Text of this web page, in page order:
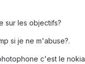
sur les objectifs?
si je ne m'abuse?.
c'est le nokia